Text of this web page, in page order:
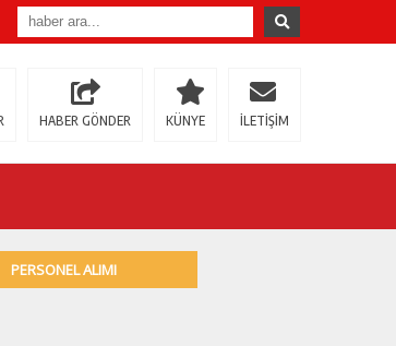
HABER GÖNDER KÜNYE İLETİŞİM